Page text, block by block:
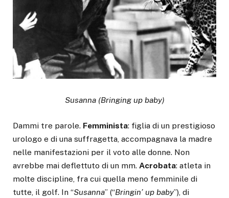
Susanna (Bringing up baby)
Dammi tre parole. Femminista: figlia di un prestigioso
urologo e di una suffragetta, accompagnava la madre
nelle manifestazioni per il voto alle donne. Non
avrebbe mai deflettuto di un mm. Acrobata: atleta in
molte discipline, fra cui quella meno femminile di
tutte, il golf. In “Susanna” (“Bringin’ up baby”), di